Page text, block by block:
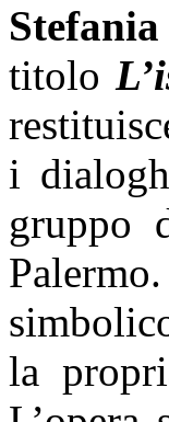
titolo
i
gruppo
la